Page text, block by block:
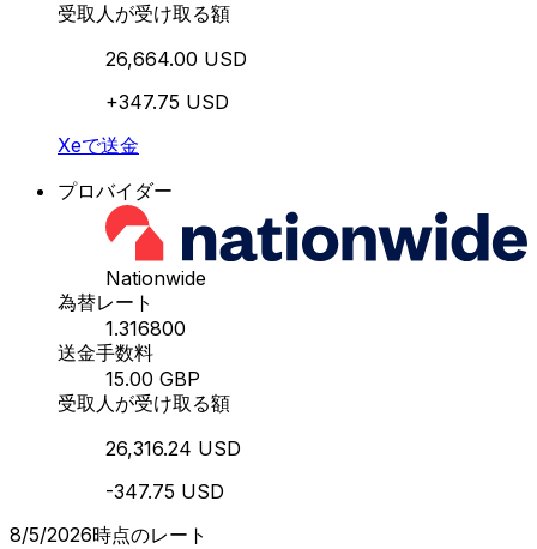
受取人が受け取る額
26,664.00 USD
+347.75 USD
Xeで送金
プロバイダー
Nationwide
為替レート
1.316800
送金手数料
15.00 GBP
受取人が受け取る額
26,316.24 USD
-347.75 USD
8/5/2026時点のレート